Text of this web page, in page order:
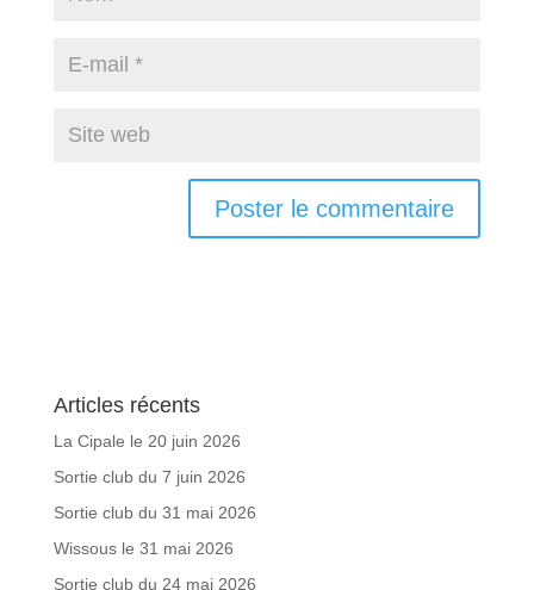
Articles récents
La Cipale le 20 juin 2026
Sortie club du 7 juin 2026
Sortie club du 31 mai 2026
Wissous le 31 mai 2026
Sortie club du 24 mai 2026